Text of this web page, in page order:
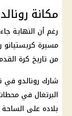
مكانة
رغم أن النهاية
مسيرة كريستيانو
من تاريخ كرة
شارك رونالدو في
البرتغال في
بلاده على الساحة